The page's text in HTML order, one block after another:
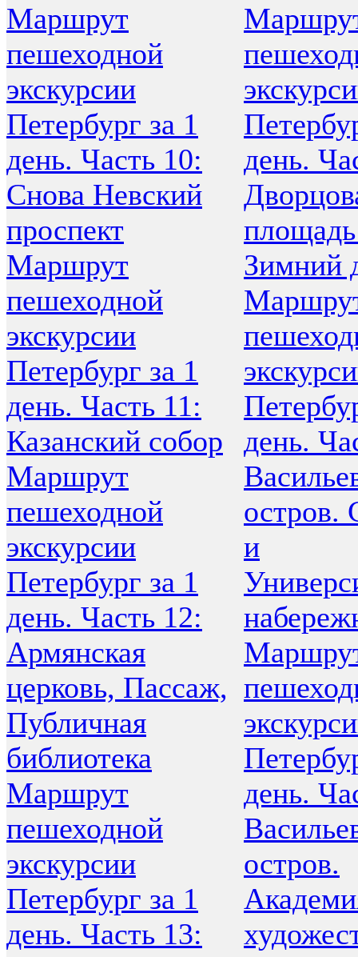
Маршрут
пешеходной
экскурсии
Петербург за 1
день. Часть 10:
Снова Невский
проспект
Маршрут
пешеходной
экскурсии
Петербург за 1
день. Часть 11:
Казанский собор
Маршрут
пешеходной
экскурсии
Петербург за 1
день. Часть 12:
Армянская
церковь, Пассаж,
Публичная
библиотека
Маршрут
пешеходной
экскурсии
Петербург за 1
день. Часть 13:
день.
Зимний
день.
остров.
и
день.
остров.